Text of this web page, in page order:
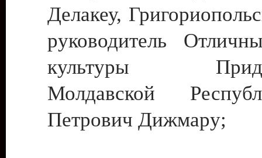
Делакеу,
руководитель
культуры
Молдавской
Петрович Дижмару;